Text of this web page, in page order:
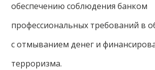
обеспечению соблюдения банком
профессиональных требований в
с отмыванием денег и
терроризма.